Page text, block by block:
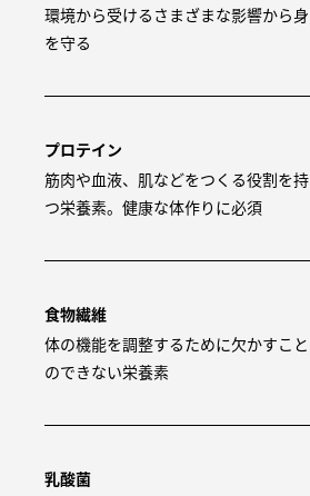
環境から受けるさまざまな影響から身
を守る
プロテイン
筋肉や血液、肌などをつくる役割を持
つ栄養素。健康な体作りに必須
食物繊維
体の機能を調整するために欠かすこと
のできない栄養素
乳酸菌